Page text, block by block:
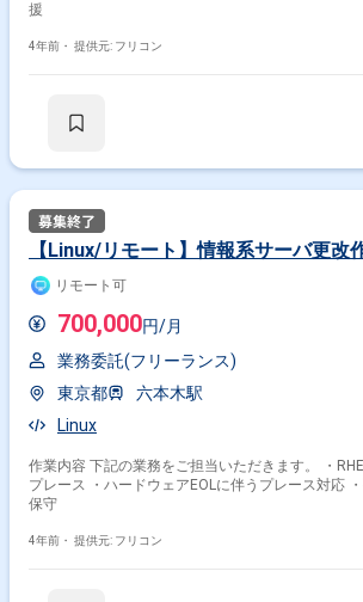
援
4年前・ 提供元: フリコン
【Linux/リモート】情報系サーバ更改
リモート可
700,000円/月
業務委託(フリーランス)
東京都
六本木駅
Linux
作業内容 下記の業務をご担当いただきます。 ・
プレース ・ハードウェアEOLに伴うプレース対応
保守
4年前・ 提供元: フリコン